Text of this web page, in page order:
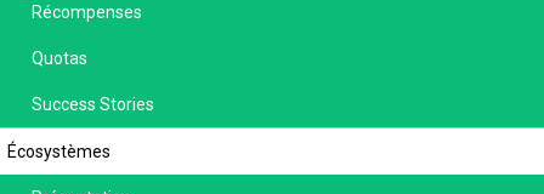
Récompenses
Quotas
Success Stories
Écosystèmes